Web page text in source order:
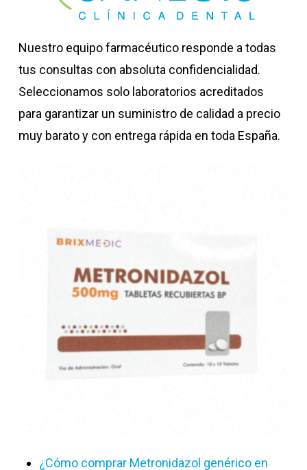
Nuestro equipo farmacéutico responde a todas
tus consultas con absoluta confidencialidad.
Seleccionamos solo laboratorios acreditados
para garantizar un suministro de calidad a precio
muy barato y con entrega rápida en toda España.
¿Cómo comprar Metronidazol genérico en